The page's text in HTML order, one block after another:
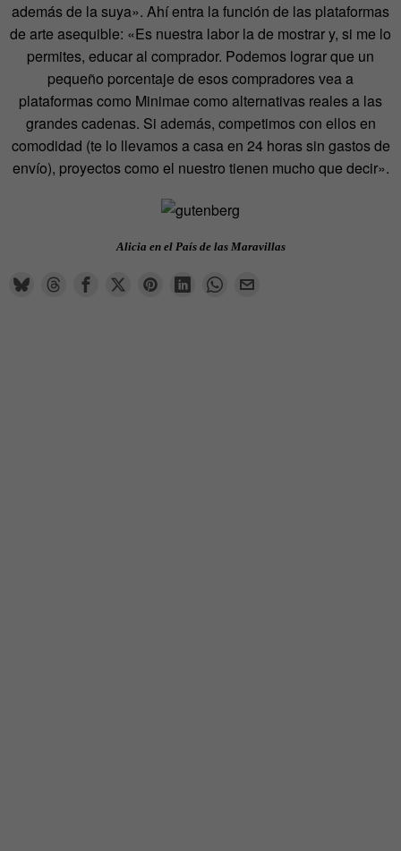
además de la suya». Ahí entra la función de las plataformas
de arte asequible: «Es nuestra labor la de mostrar y, si me lo
permites, educar al comprador. Podemos lograr que un
pequeño porcentaje de esos compradores vea a
plataformas como Minimae como alternativas reales a las
grandes cadenas. Si además, competimos con ellos en
comodidad (te lo llevamos a casa en 24 horas sin gastos de
envío), proyectos como el nuestro tienen mucho que decir».
Alicia en el País de las Maravillas